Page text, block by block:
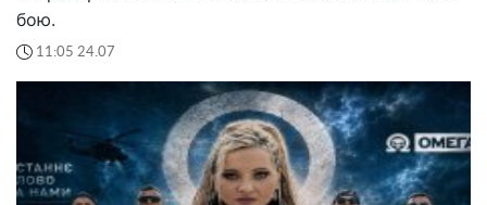
бою.
11:05 24.07